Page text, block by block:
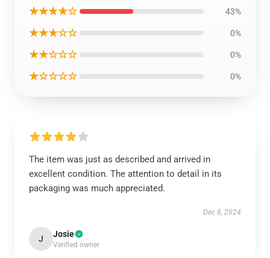
★★★★☆ 43%
★★★☆☆ 0%
★★☆☆☆ 0%
★☆☆☆☆ 0%
The item was just as described and arrived in
excellent condition. The attention to detail in its
packaging was much appreciated.
Dec 8, 2024
J Josie
Verified owner